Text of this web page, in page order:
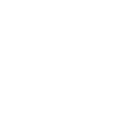
КОНТРАКТА НА